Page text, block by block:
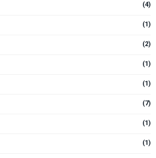
(4)
(1)
(2)
(1)
(1)
(7)
(1)
(1)